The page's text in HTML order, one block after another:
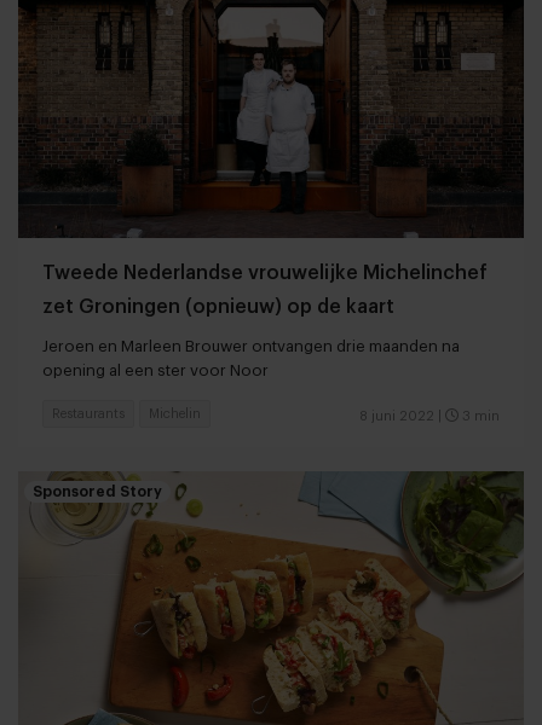
Tweede Nederlandse vrouwelijke Michelinchef
zet Groningen (opnieuw) op de kaart
Jeroen en Marleen Brouwer ontvangen drie maanden na
opening al een ster voor Noor
8 juni 2022 3 min
Restaurants Michelin
Sponsored Story